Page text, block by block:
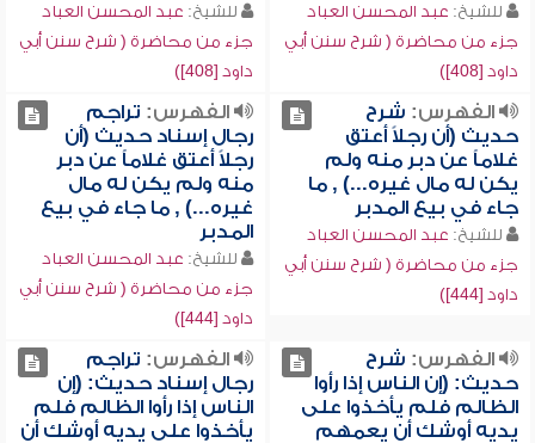
للشيخ: عبد المحسن العباد
جزء من محاضرة ( شرح سنن أبي
داود [408])
للشيخ: عبد المحسن العباد
جزء من محاضرة ( شرح سنن أبي
داود [408])
الفهرس: شرح
حديث (أن رجلاً أعتق
غلاماً عن دبر منه ولم
يكن له مال غيره...) , ما
جاء في بيع المدبر
للشيخ: عبد المحسن العباد
جزء من محاضرة ( شرح سنن أبي
داود [444])
الفهرس: تراجم
رجال إسناد حديث (أن
رجلاً أعتق غلاماً عن دبر
منه ولم يكن له مال
غيره...) , ما جاء في بيع
المدبر
للشيخ: عبد المحسن العباد
جزء من محاضرة ( شرح سنن أبي
داود [444])
الفهرس: شرح
حديث: (إن الناس إذا رأوا
الظالم فلم يأخذوا على
يديه أوشك أن يعمهم
الفهرس: تراجم
رجال إسناد حديث: (إن
الناس إذا رأوا الظالم فلم
يأخذوا على يديه أوشك أن